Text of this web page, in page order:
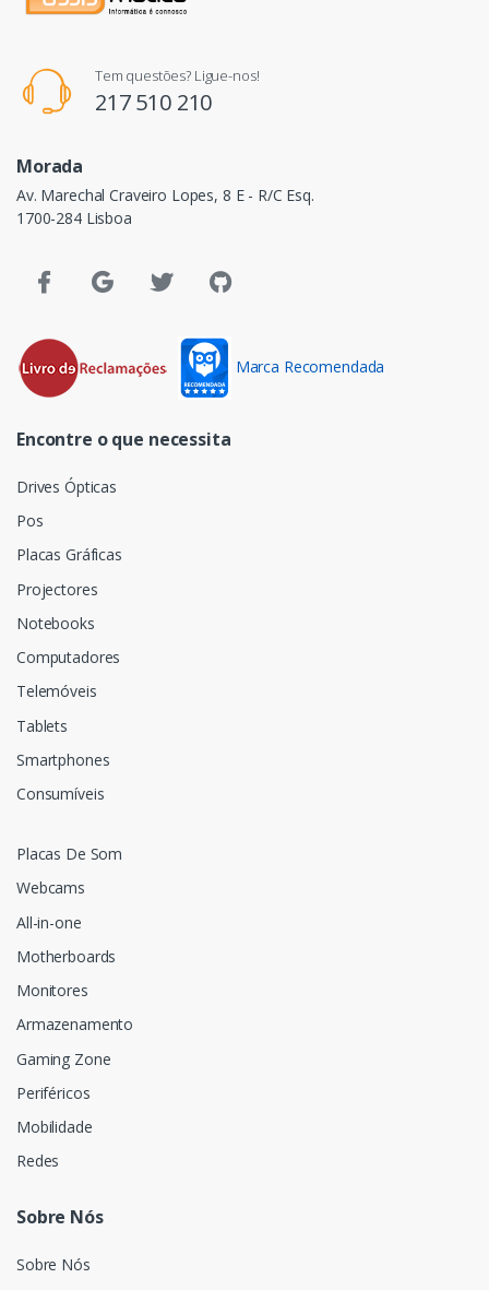
Tem questões? Ligue-nos!
217 510 210
Morada
Av. Marechal Craveiro Lopes, 8 E - R/C Esq.
1700-284 Lisboa
Marca Recomendada
Encontre o que necessita
Drives Ópticas
Pos
Placas Gráficas
Projectores
Notebooks
Computadores
Telemóveis
Tablets
Smartphones
Consumíveis
Placas De Som
Webcams
All-in-one
Motherboards
Monitores
Armazenamento
Gaming Zone
Periféricos
Mobilidade
Redes
Sobre Nós
Sobre Nós